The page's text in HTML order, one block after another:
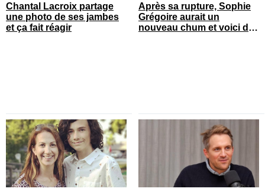
Chantal Lacroix partage
une photo de ses jambes
et ça fait réagir
Après sa rupture, Sophie
Grégoire aurait un
nouveau chum et voici de